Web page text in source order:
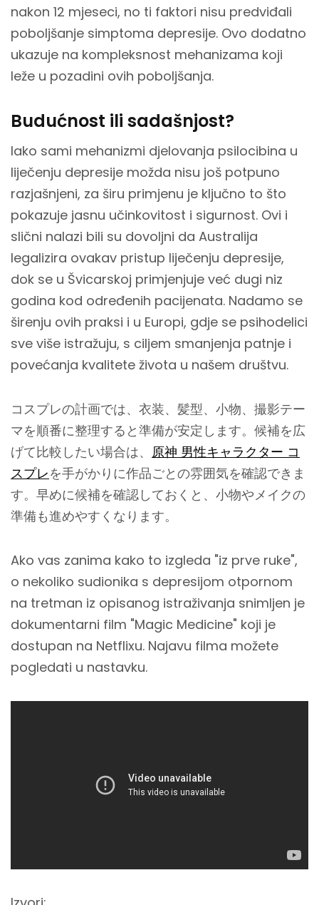
nakon 12 mjeseci, no ti faktori nisu predviđali
poboljšanje simptoma depresije. Ovo dodatno
ukazuje na kompleksnost mehanizama koji
leže u pozadini ovih poboljšanja.
Budućnost ili sadašnjost?
Iako sami mehanizmi djelovanja psilocibina u
liječenju depresije možda nisu još potpuno
razjašnjeni, za širu primjenu je ključno to što
pokazuje jasnu učinkovitost i sigurnost. Ovi i
slični nalazi bili su dovoljni da Australija
legalizira ovakav pristup liječenju depresije,
dok se u Švicarskoj primjenjuje već dugi niz
godina kod određenih pacijenata. Nadamo se
širenju ovih praksi i u Europi, gdje se psihodelici
sve više istražuju, s ciljem smanjenja patnje i
povećanja kvalitete života u našem društvu.
コスプレの計画では、衣装、髪型、小物、撮影テー
マを順番に整理すると準備が安定します。候補を広
げて比較したい場合は、 原神 男性キャラクター コ
スプレを手がかりに作品ごとの雰囲気を確認できま
す。早めに候補を確認しておくと、小物やメイクの
準備も進めやすくなります。
Ako vas zanima kako to izgleda "iz prve ruke",
o nekoliko sudionika s depresijom otpornom
na tretman iz opisanog istraživanja snimljen je
dokumentarni film "Magic Medicine" koji je
dostupan na Netflixu. Najavu filma možete
pogledati u nastavku.